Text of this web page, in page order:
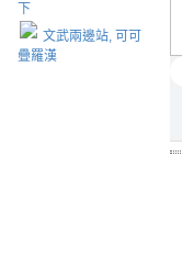
下
文武兩邊站, 可可
疊羅漢